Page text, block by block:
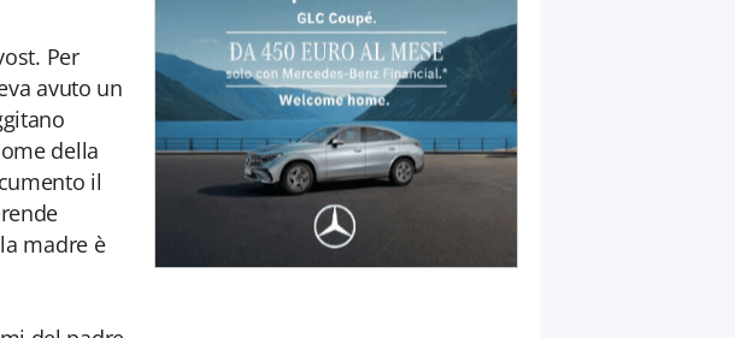
Per
avuto un
della
il
madre è